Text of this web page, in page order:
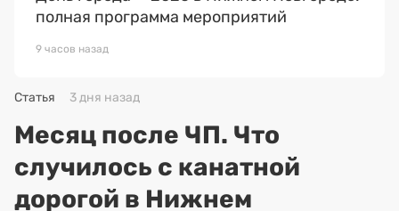
полная программа мероприятий
9 часов назад
Статья 3 дня назад
Месяц после ЧП. Что
случилось с канатной
дорогой в Нижнем